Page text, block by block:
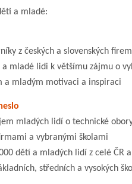
a mladé:
z českých a slovenských firem
mladé lidi k většímu zájmu o
a mladým motivaci a inspiraci
mladých lidí o technické
a vybranými školami
dětí a mladých lidí z celé ČR a
středních a vysokých